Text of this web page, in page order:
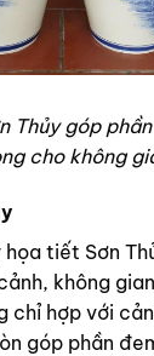
Thủy góp
cho không
tiết Sơn
không
chỉ hợp với
góp phần